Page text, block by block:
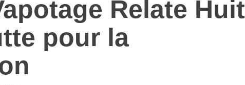
Relate Huit
pour la